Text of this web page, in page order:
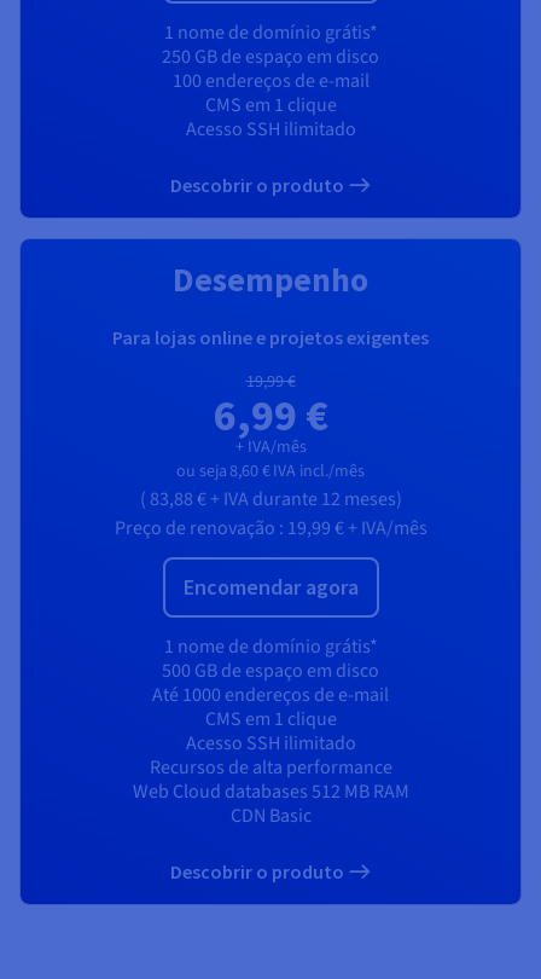
1 nome de domínio grátis*
250 GB de espaço em disco
100 endereços de e-mail
CMS em 1 clique
Acesso SSH ilimitado
Descobrir o produto
Desempenho
Para lojas online e projetos exigentes
19,99 €
6,99 €
+ IVA/mês
ou seja8,60 €IVA incl./mês
( 83,88 €+ IVAdurante 12 meses)
Preço de renovação : 19,99 €+ IVA/mês
Encomendar agora
1 nome de domínio grátis*
500 GB de espaço em disco
Até 1000 endereços de e-mail
CMS em 1 clique
Acesso SSH ilimitado
Recursos de alta performance
Web Cloud databases 512 MB RAM
CDN Basic
Descobrir o produto